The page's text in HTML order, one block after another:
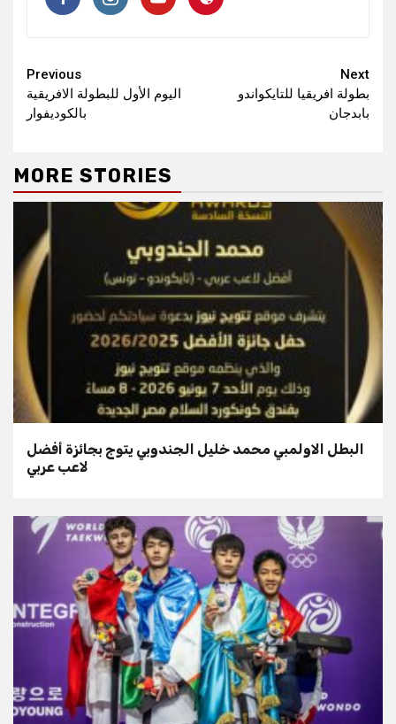
Continue
Reading
Previous
اليوم الأول للبطولة الافريقية
بالكوديفوار
Next
بطولة افريقيا للتايكواندو
بابدجان
MORE STORIES
البطل الاولمبي محمد خليل الجندوبي يتوج بجائزة أفضل
لاعب عربي